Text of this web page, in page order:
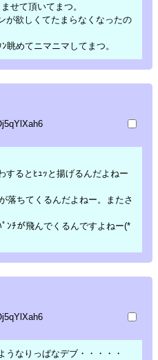
せて頂いてまつ。
が欲しくてたまらなくなったの
眺めてニマニマしてまつ。
するとﾋｭｯと揚げるんだよねー
落ちてくるんだよねー。またさ
ﾝﾁが飛んでくるんですよねー(*
うなりっぱなデブ・・・・・